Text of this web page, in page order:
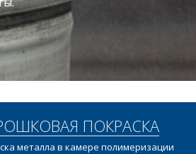
ПОКРАСКА
металла в камере полимеризации